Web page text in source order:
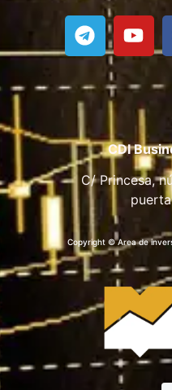
CDI
C/ Princesa,
Copyright © Area de